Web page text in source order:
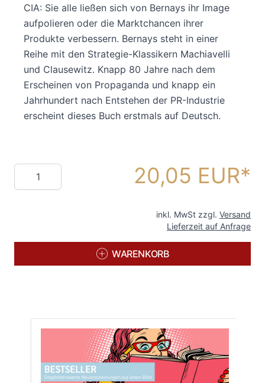
CIA: Sie alle ließen sich von Bernays ihr Image
aufpolieren oder die Marktchancen ihrer
Produkte verbessern. Bernays steht in einer
Reihe mit den Strategie-Klassikern Machiavelli
und Clausewitz. Knapp 80 Jahre nach dem
Erscheinen von Propaganda und knapp ein
Jahrhundert nach Entstehen der PR-Industrie
erscheint dieses Buch erstmals auf Deutsch.
Menge 20,05 EUR
inkl. MwSt zzgl. Versand
Lieferzeit auf Anfrage
WARENKORB